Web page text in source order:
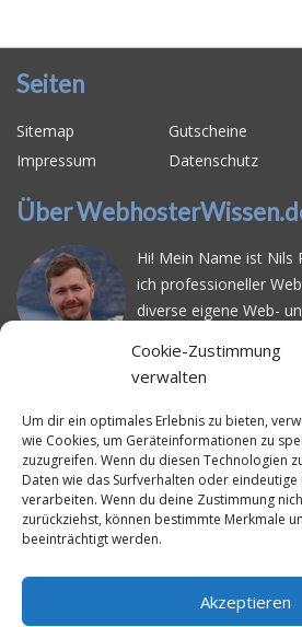
Cookie-Zustimmung
verwalten
Um dir ein optimales Erlebnis zu bieten,
wie Cookies, um Geräteinformationen zu
zuzugreifen. Wenn du diesen Technologien
Daten wie das Surfverhalten oder
verarbeiten. Wenn du deine Zustimmung
zurückziehst, können bestimmte Merkmale
beeinträchtigt werden.
Akzeptieren
Seiten
Sitemap Gutscheine
Impressum
Datenschutz
Über
Hi! Mein Name ist Nils
ich professioneller
diverse eigene Web-
schwierig ist gutes
vielen Anbietern ärgert
Serverausfälleoder
Ladezeiten.
angefangen, die
systematisch zu
Erreichbarkeit und
Website basierend auf
System WordPress zu
WebhosterWissen.de